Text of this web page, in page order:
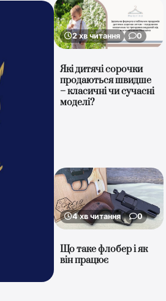
2 хв читання 0
Які дитячі сорочки
продаються швидше
– класичні чи сучасні
моделі?
4 хв читання 0
Що таке флобер і як
він працює